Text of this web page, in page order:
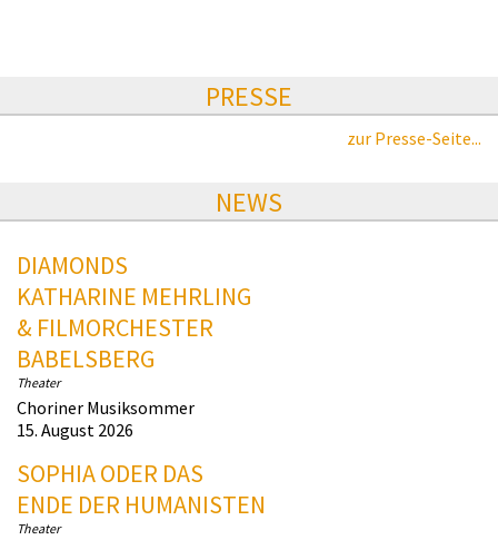
PRESSE
zur Presse-Seite...
NEWS
DIAMONDS
KATHARINE MEHRLING
& FILMORCHESTER
BABELSBERG
Theater
Choriner Musiksommer
15. August 2026
SOPHIA ODER DAS
ENDE DER HUMANISTEN
Theater